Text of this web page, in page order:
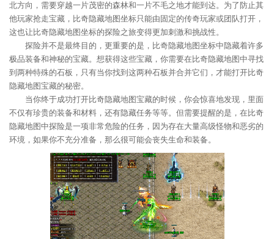
北方向，需要穿越一片茂密的森林和一片不毛之地才能到达。为了防止其
他玩家抢走宝藏，比奇隐藏地图坐标只能由固定的传奇玩家或团队打开，
这也让比奇隐藏地图坐标的探险之旅变得更加刺激和挑战性。
探险并不是最终目的，更重要的是，比奇隐藏地图坐标中隐藏着许多
极品装备和神秘的宝藏。想获得这些宝藏，你需要在比奇隐藏地图中寻找
到两种特殊的石板，只有当你找到这两种石板并合并它们，才能打开比奇
隐藏地图宝藏的秘密。
当你终于成功打开比奇隐藏地图宝藏的时候，你会惊喜地发现，里面
不仅有珍贵的装备和材料，还有隐藏任务等等。但需要提醒的是，在比奇
隐藏地图中探险是一项非常危险的任务，因为存在大量高级怪物和恶劣的
环境，如果你不充分准备，那么很可能会丧失生命和装备。